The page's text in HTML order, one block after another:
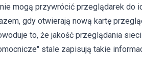
mogą przywrócić przeglądarek do
gdy otwierają nową kartę
to, że jakość przeglądania
stale zapisują takie